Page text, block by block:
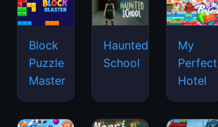
Block
Puzzle
Master
Haunted
School
My
Perfect
Hotel